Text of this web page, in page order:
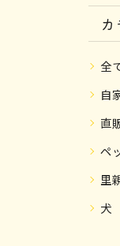
全
自
直
ペ
里
犬